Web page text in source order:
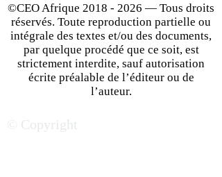
Réussir son implantation
facteurs clés du succès
©CEO Afrique 2018 - 2026 — Tous droits
réservés. Toute reproduction partielle ou
intégrale des textes et/ou des documents,
par quelque procédé que ce soit, est
strictement interdite, sauf autorisation
écrite préalable de l’éditeur ou de
l’auteur.
© Copyright